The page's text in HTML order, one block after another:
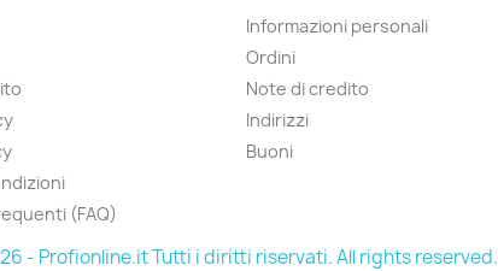
(FAQ)
Informazioni personali
Ordini
Note di credito
Indirizzi
Buoni
- Profionline.it Tutti i diritti riservati. All rights reserved.